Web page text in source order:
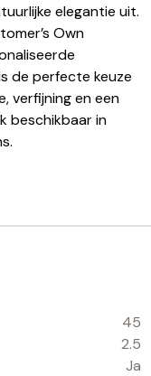
elegantie uit.
Own
de perfecte keuze
verfijning en een
beschikbaar in
45
2.5
Ja